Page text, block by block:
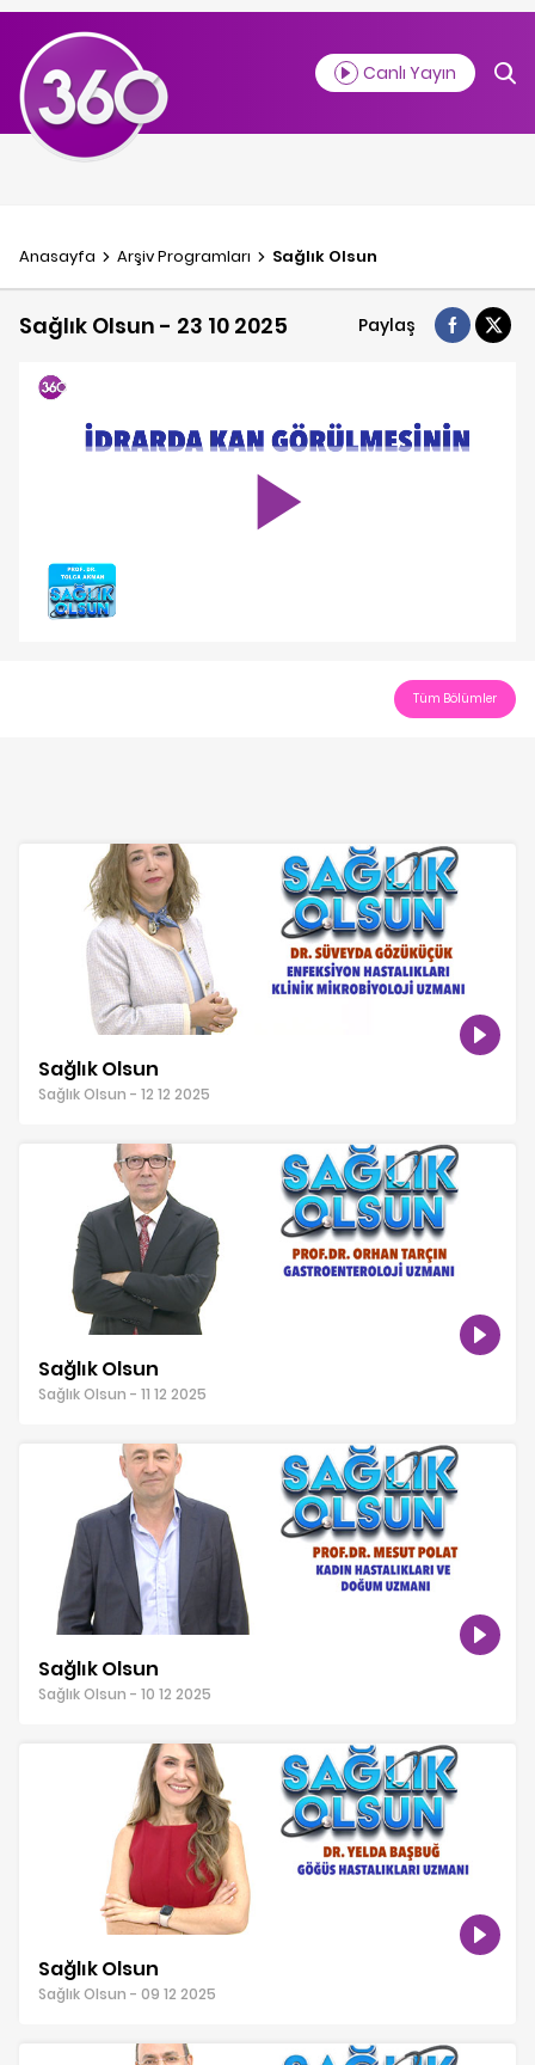
Canlı Yayın
Anasayfa Arşiv Programları Sağlık Olsun
Sağlık Olsun - 23 10 2025 Paylaş
Play
Tüm Bölümler
Sağlık Olsun
Sağlık Olsun - 12 12 2025
Sağlık Olsun
Sağlık Olsun - 11 12 2025
Sağlık Olsun
Sağlık Olsun - 10 12 2025
Sağlık Olsun
Sağlık Olsun - 09 12 2025